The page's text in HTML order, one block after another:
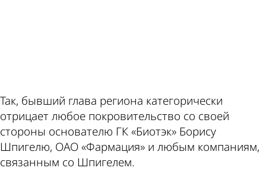
Так, бывший глава региона категорически
отрицает любое покровительство со своей
стороны основателю ГК «Биотэк» Борису
Шпигелю, ОАО «Фармация» и любым компаниям,
связанным со Шпигелем.